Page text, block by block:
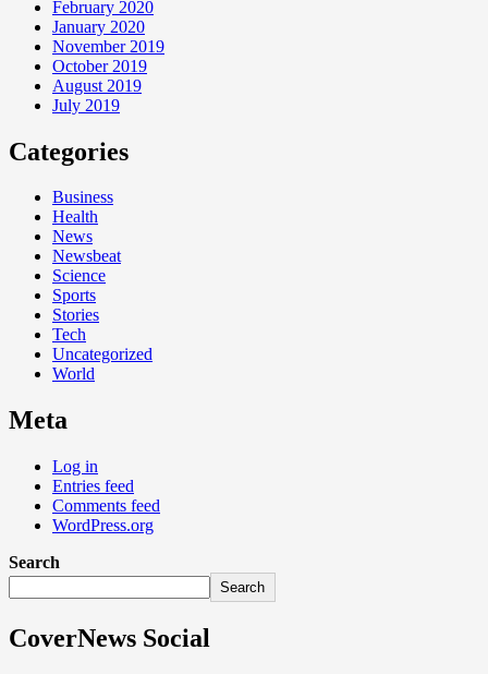
February 2020
January 2020
November 2019
October 2019
August 2019
July 2019
Categories
Business
Health
News
Newsbeat
Science
Sports
Stories
Tech
Uncategorized
World
Meta
Log in
Entries feed
Comments feed
WordPress.org
Search
Search
CoverNews Social